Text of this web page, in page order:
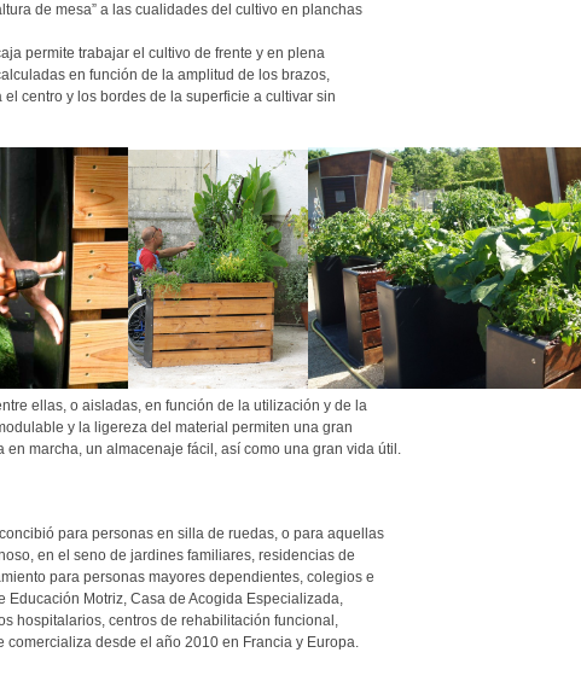
de mesa” a las cualidades del cultivo en planchas
permite trabajar el cultivo de frente y en plena
en función de la amplitud de los brazos,
centro y los bordes de la superficie a cultivar sin
ellas, o aisladas, en función de la utilización y de la
y la ligereza del material permiten una gran
marcha, un almacenaje fácil, así como una gran vida útil.
para personas en silla de ruedas, o para aquellas
en el seno de jardines familiares, residencias de
para personas mayores dependientes, colegios e
Educación Motriz, Casa de Acogida Especializada,
hospitalarios, centros de rehabilitación funcional,
comercializa desde el año 2010 en Francia y Europa.